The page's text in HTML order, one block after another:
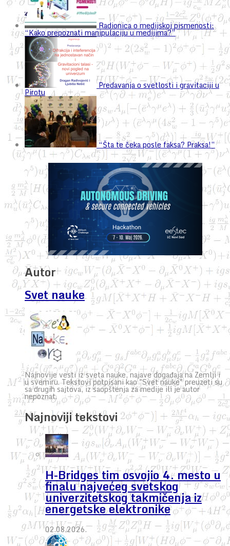
Radionica o medijskoj pismenosti:
“Kako prepoznati manipulaciju u medijima?”
Predavanja o svetlosti i gravitaciji u
Pirotu
“Šta te čeka posle faksa? Praksa!”
Autor
Svet nauke
Najnovije vesti iz sveta nauke, najave događaja na Zemlji i
u svemiru. Tekstovi potpisani kao "Svet nauke" preuzeti su
sa drugih sajtova, iz saopštenja za medije ili je autor
nepoznat.
Najnoviji tekstovi
H-Bridges tim osvojio 4. mesto u
finalu najvećeg svetskog
univerzitetskog takmičenja iz
energetske elektronike
02.08.2026.